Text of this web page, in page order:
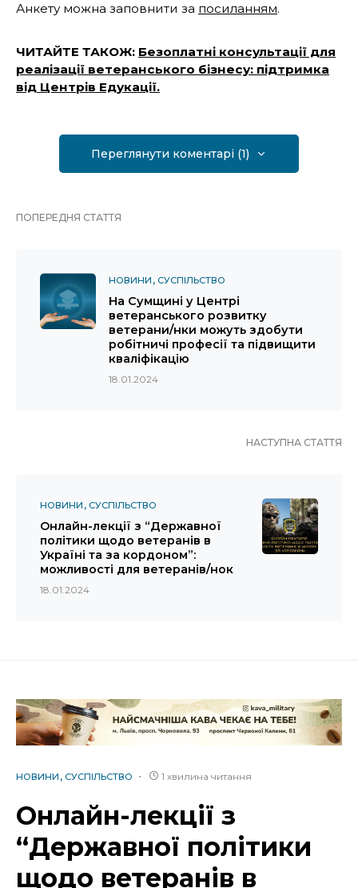
Анкету можна заповнити за посиланням.
ЧИТАЙТЕ ТАКОЖ: Безоплатні консультації для
реалізації ветеранського бізнесу: підтримка
від Центрів Едукації.
Переглянути коментарі (1)
ПОПЕРЕДНЯ СТАТТЯ
НОВИНИ СУСПІЛЬСТВО
На Сумщині у Центрі
ветеранського розвитку
ветерани/нки можуть здобути
робітничі професії та підвищити
кваліфікацію
18.01.2024
НАСТУПНА СТАТТЯ
НОВИНИ СУСПІЛЬСТВО
Онлайн-лекції з “Державної
політики щодо ветеранів в
Україні та за кордоном”:
можливості для ветеранів/нок
18.01.2024
НОВИНИ СУСПІЛЬСТВО 1 хвилина читання
Онлайн-лекції з
“Державної політики
щодо ветеранів в